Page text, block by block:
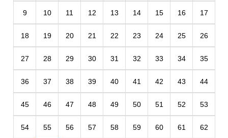
9 10 11 12 13 14 15 16 17
18 19 20 21 22 23 24 25 26
27 28 29 30 31 32 33 34 35
36 37 38 39 40 41 42 43 44
45 46 47 48 49 50 51 52 53
54 55 56 57 58 59 60 61 62